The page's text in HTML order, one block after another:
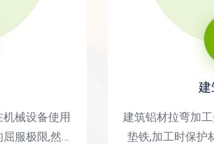
械设备使用
服极限,然后
建
建筑铝材拉弯加
垫铁,加工时保护